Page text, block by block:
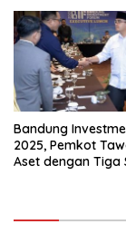
Bandung
2025, Pemkot
Aset dengan Tiga